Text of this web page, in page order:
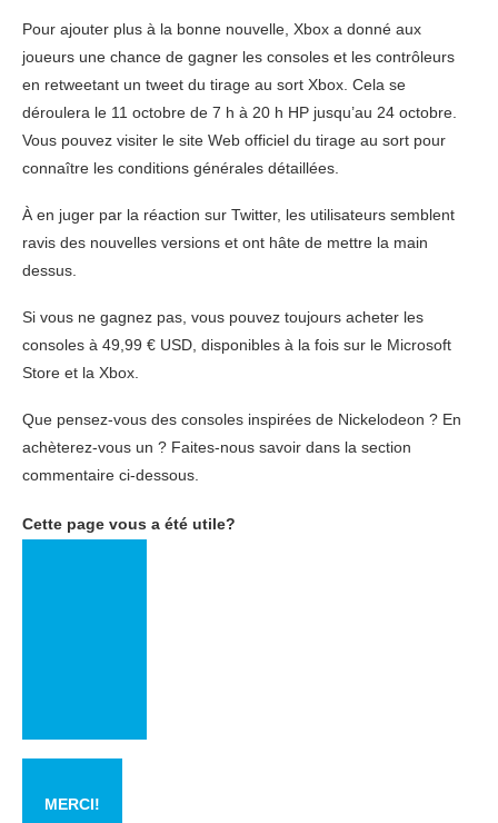
Pour ajouter plus à la bonne nouvelle, Xbox a donné aux
joueurs une chance de gagner les consoles et les contrôleurs
en retweetant un tweet du tirage au sort Xbox. Cela se
déroulera le 11 octobre de 7 h à 20 h HP jusqu’au 24 octobre.
Vous pouvez visiter le site Web officiel du tirage au sort pour
connaître les conditions générales détaillées.
À en juger par la réaction sur Twitter, les utilisateurs semblent
ravis des nouvelles versions et ont hâte de mettre la main
dessus.
Si vous ne gagnez pas, vous pouvez toujours acheter les
consoles à 49,99 € USD, disponibles à la fois sur le Microsoft
Store et la Xbox.
Que pensez-vous des consoles inspirées de Nickelodeon ? En
achèterez-vous un ? Faites-nous savoir dans la section
commentaire ci-dessous.
Cette page vous a été utile?
MERCI!